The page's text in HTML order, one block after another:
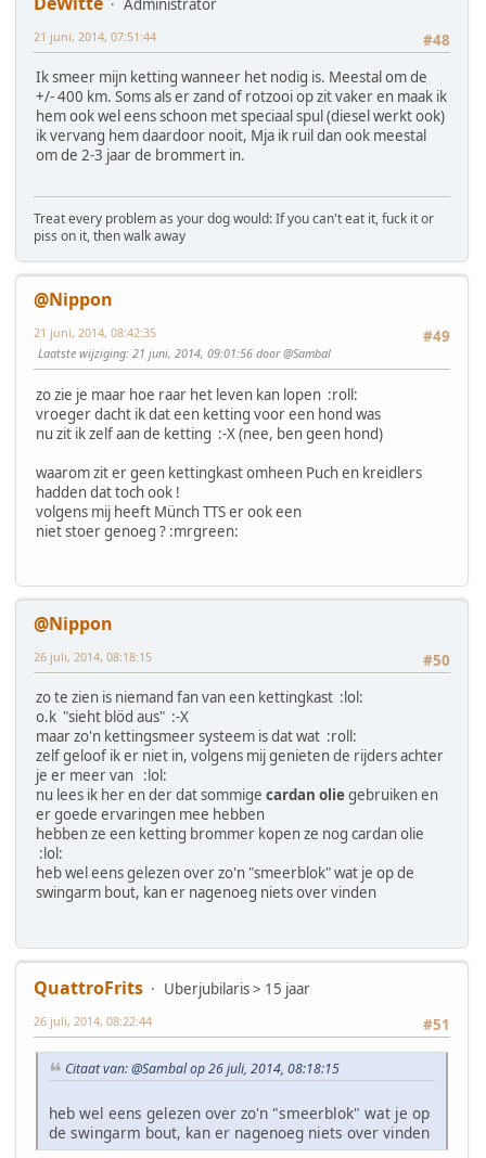
#48
21 juni, 2014, 07:51:44
Ik smeer mijn ketting wanneer het nodig is. Meestal om de
+/- 400 km. Soms als er zand of rotzooi op zit vaker en maak ik
hem ook wel eens schoon met speciaal spul (diesel werkt ook)
ik vervang hem daardoor nooit, Mja ik ruil dan ook meestal
om de 2-3 jaar de brommert in.
Treat every problem as your dog would: If you can't eat it, fuck it or
piss on it, then walk away
@Nippon
#49
21 juni, 2014, 08:42:35
Laatste wijziging: 21 juni, 2014, 09:01:56 door @Sambal
zo zie je maar hoe raar het leven kan lopen :roll:
vroeger dacht ik dat een ketting voor een hond was
nu zit ik zelf aan de ketting :-X (nee, ben geen hond)
waarom zit er geen kettingkast omheen Puch en kreidlers
hadden dat toch ook !
volgens mij heeft Münch TTS er ook een
niet stoer genoeg ? :mrgreen:
@Nippon
#50
26 juli, 2014, 08:18:15
zo te zien is niemand fan van een kettingkast :lol:
o.k "sieht blöd aus" :-X
maar zo'n kettingsmeer systeem is dat wat :roll:
zelf geloof ik er niet in, volgens mij genieten de rijders achter
je er meer van :lol:
nu lees ik her en der dat sommige cardan oliegebruiken en
er goede ervaringen mee hebben
hebben ze een ketting brommer kopen ze nog cardan olie
:lol:
heb wel eens gelezen over zo'n "smeerblok" wat je op de
swingarm bout, kan er nagenoeg niets over vinden
QuattroFrits
Uberjubilaris > 15 jaar
#51
26 juli, 2014, 08:22:44
Citaat van: @Sambal op 26 juli, 2014, 08:18:15
heb wel eens gelezen over zo'n "smeerblok" wat je op
de swingarm bout, kan er nagenoeg niets over vinden